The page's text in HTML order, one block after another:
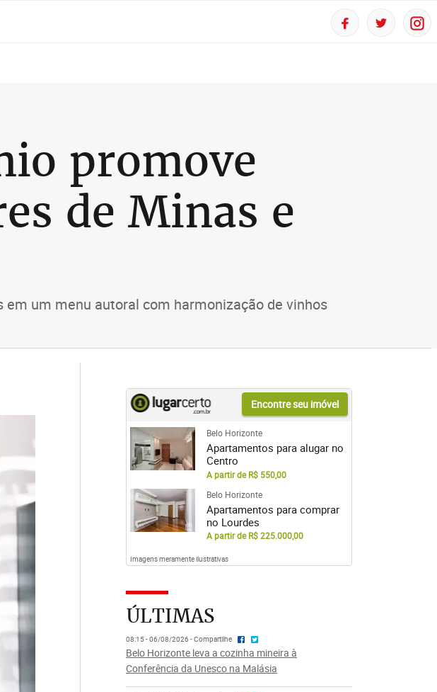
promove
de Minas e
um menu autoral com harmonização de vinhos
Encontre seu imóvel
Belo Horizonte
Apartamentos para alugar no
Centro
A partir de R$ 550,00
Belo Horizonte
Apartamentos para comprar
no Lourdes
A partir de R$ 225.000,00
Imagens meramente ilustrativas
ÚLTIMAS
08:15 - 06/08/2026 - Compartilhe
Belo Horizonte leva a cozinha mineira à
Conferência da Unesco na Malásia